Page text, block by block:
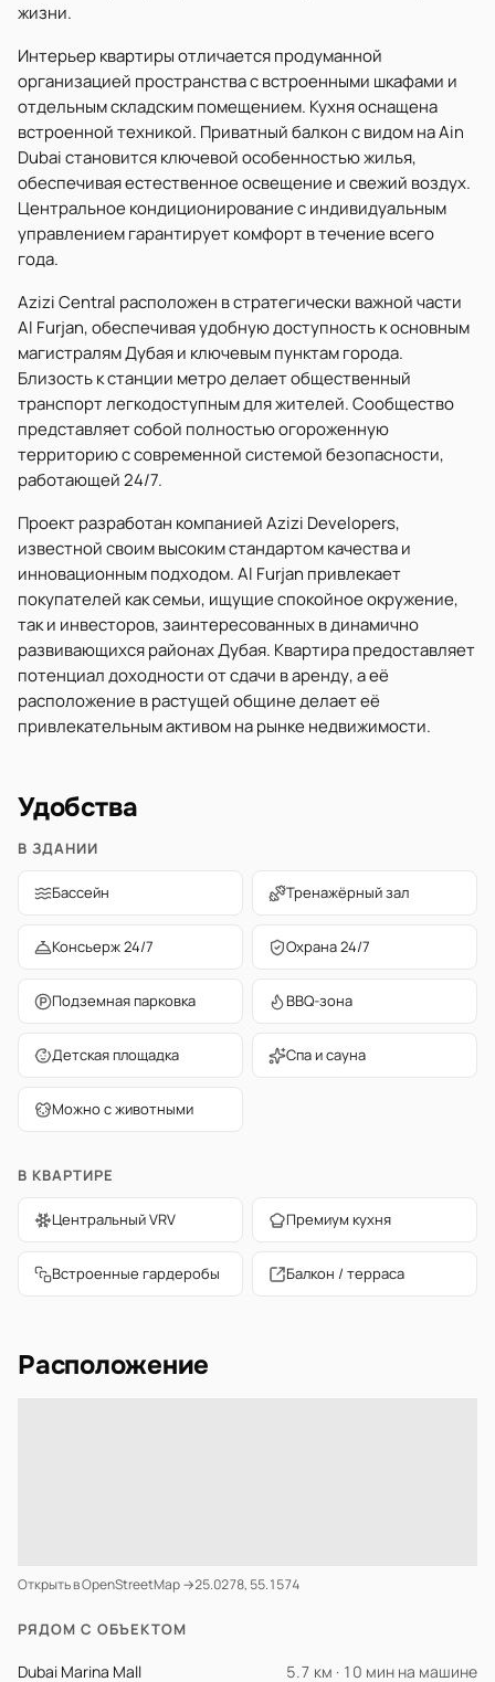
жизни.
Интерьер квартиры отличается продуманной
организацией пространства с встроенными шкафами и
отдельным складским помещением. Кухня оснащена
встроенной техникой. Приватный балкон с видом на Ain
Dubai становится ключевой особенностью жилья,
обеспечивая естественное освещение и свежий воздух.
Центральное кондиционирование с индивидуальным
управлением гарантирует комфорт в течение всего
года.
Azizi Central расположен в стратегически важной части
Al Furjan, обеспечивая удобную доступность к основным
магистралям Дубая и ключевым пунктам города.
Близость к станции метро делает общественный
транспорт легкодоступным для жителей. Сообщество
представляет собой полностью огороженную
территорию с современной системой безопасности,
работающей 24/7.
Проект разработан компанией Azizi Developers,
известной своим высоким стандартом качества и
инновационным подходом. Al Furjan привлекает
покупателей как семьи, ищущие спокойное окружение,
так и инвесторов, заинтересованных в динамично
развивающихся районах Дубая. Квартира предоставляет
потенциал доходности от сдачи в аренду, а её
расположение в растущей общине делает её
привлекательным активом на рынке недвижимости.
Удобства
В ЗДАНИИ
Бассейн Тренажёрный зал
Консьерж 24/7 Охрана 24/7
Подземная парковка BBQ-зона
Детская площадка Спа и сауна
Можно с животными
В КВАРТИРЕ
Центральный VRV Премиум кухня
Встроенные гардеробы Балкон / терраса
Расположение
Открыть в OpenStreetMap →25.0278, 55.1574
РЯДОМ С ОБЪЕКТОМ
Dubai Marina Mall 5.7 км · 10 мин на машине